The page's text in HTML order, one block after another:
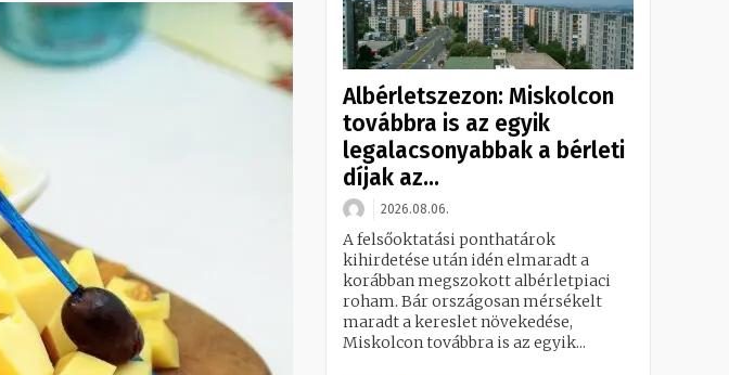
Albérletszezon: Miskolcon
továbbra is az egyik
legalacsonyabbak a bérleti
díjak az...
2026.08.06.
A felsőoktatási ponthatárok
kihirdetése után idén elmaradt a
korábban megszokott albérletpiaci
roham. Bár országosan mérsékelt
maradt a kereslet növekedése,
Miskolcon továbbra is az egyik...